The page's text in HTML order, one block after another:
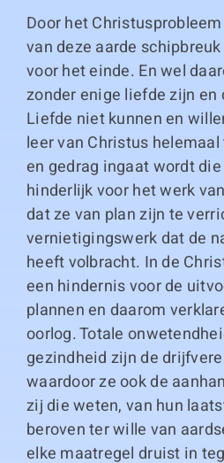
Duitse
Links
Door het
van deze aarde
voor het einde. En wel
zonder enige liefde zijn en
Liefde niet kunnen en
leer van Christus
en gedrag ingaat wordt
hinderlijk voor het werk
dat ze van plan zijn te
vernietigingswerk dat de
heeft volbracht. In de
een hindernis voor de
plannen en daarom
oorlog. Totale
gezindheid zijn de
waardoor ze ook de
zij die weten, van hun
beroven ter wille van
elke maatregel druist in